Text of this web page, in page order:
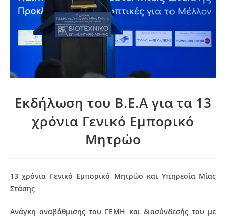
Εκδήλωση του Β.Ε.Α για τα 13
χρόνια Γενικό Εμπορικό
Μητρώο
13 χρόνια Γενικό Εμπορικό Μητρώο και Υπηρεσία Μίας
Στάσης
Ανάγκη αναβάθμισης του ΓΕΜΗ και διασύνδεσής του με